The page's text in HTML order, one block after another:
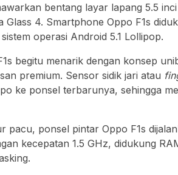
bentang layar lapang 5.5
Glass 4. Smartphone Oppo F1s
operasi Android 5.1 Lollipop.
begitu menarik dengan konsep
premium. Sensor sidik jari atau
ke ponsel terbarunya, sehingga
pacu, ponsel pintar Oppo F1s
kecepatan 1.5 GHz, didukung